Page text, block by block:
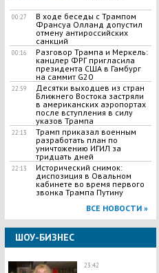
00:27
В ходе беседы с Трампом
Франсуа Олланд допустил
отмену антироссийских
санкций
00:16
​Разговор Трампа и Меркель:
канцлер ФРГ пригласила
президента США в Гамбург
на саммит G20
22:59
Десятки выходцев из стран
Ближнего Востока застряли
в американских аэропортах
после вступления в силу
указов Трампа
22:13
Трамп приказал военным
разработать план по
уничтожению ИГИЛ за
тридцать дней
22:13
Исторический снимок:
диспозиция в Овальном
кабинете во время первого
звонка Трампа Путину
ВСЕ НОВОСТИ »
ШОУ-БИЗНЕС
23:42